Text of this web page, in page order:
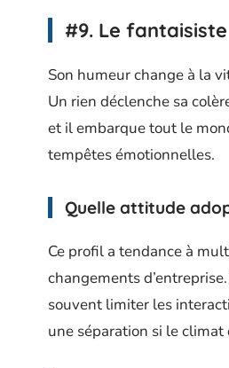
#9. Le fantaisiste
Son humeur change à la
Un rien déclenche sa
et il embarque tout le
tempêtes émotionnelles.
Quelle attitude
Ce profil a tendance à
changements
souvent limiter les
une séparation si le